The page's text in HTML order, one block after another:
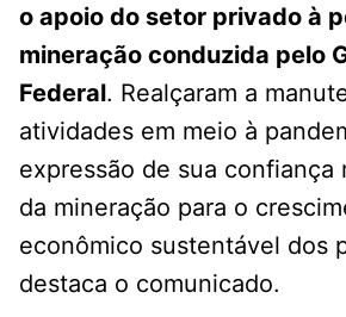
o apoio do setor privado à
mineração conduzida pelo
Federal. Realçaram a
atividades em meio à
expressão de sua confiança
da mineração para o
econômico sustentável dos
destaca o comunicado.